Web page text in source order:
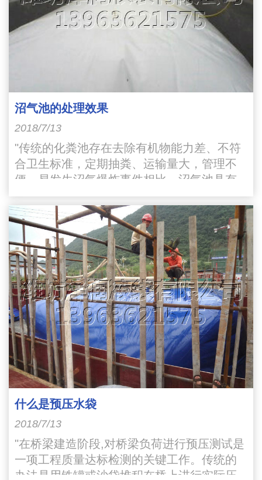
沼气池的处理效果
2018/7/13
"传统的化粪池存在去除有机物能力差、不符
合卫生标准，定期抽粪、运输量大，管理不
便、易发生沼气爆炸事件相比，沼气池具有
以下有优越性：一是有机物去除率高，COD
去除率达78%以上"
什么是预压水袋
2018/7/13
"在桥梁建造阶段,对桥梁负荷进行预压测试是
一项工程质量达标检测的关键工作。传统的
办法是用铁罐或沙袋堆积在桥上进行实际压